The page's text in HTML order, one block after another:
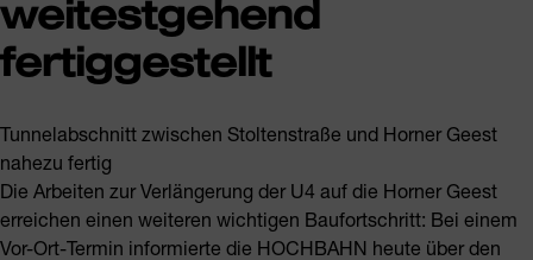
weitestgehend
fertiggestellt
Tunnelabschnitt zwischen Stoltenstraße und Horner Geest
nahezu fertig
Die Arbeiten zur Verlängerung der U4 auf die Horner Geest
erreichen einen weiteren wichtigen Baufortschritt: Bei einem
Vor-Ort-Termin informierte die HOCHBAHN heute über den